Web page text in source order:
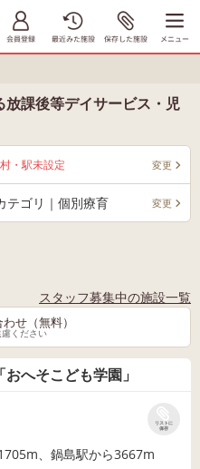
課後等デイサービス・児
・駅未設定 変更
テゴリ｜個別療育 変更
スタッフ募集中の施設一覧
せ（無料）
ください
へそこども学園」
リストに
保存
、鍋島駅から3667m